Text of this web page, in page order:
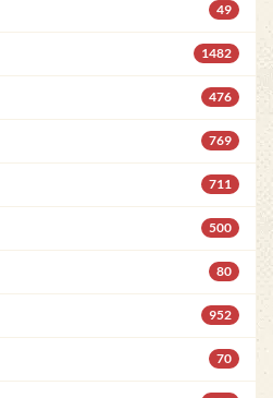
49
1482
476
769
711
500
80
952
70